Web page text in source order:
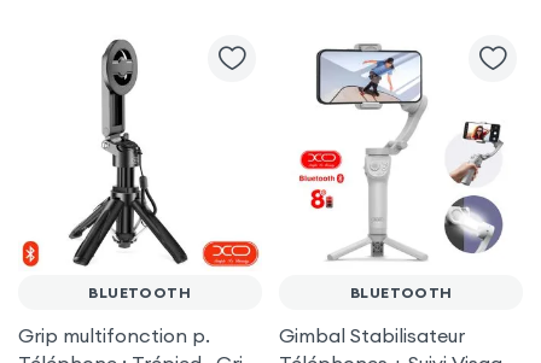
BLUETOOTH
Grip multifonction p.
BLUETOOTH
Gimbal Stabilisateur